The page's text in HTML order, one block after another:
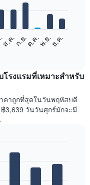
ส.ค.ก.ย.ต.ค.พ.ย.ธ.ค.
รงแรมที่เหมาะสำหรับ
คาถูกที่สุดในวันพฤหัสบดี
3,639 วันวันศุกร์มักจะมี